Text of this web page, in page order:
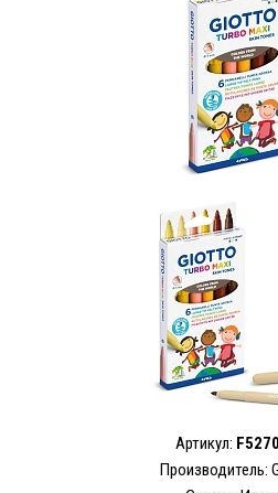
Артикул:
Производитель: